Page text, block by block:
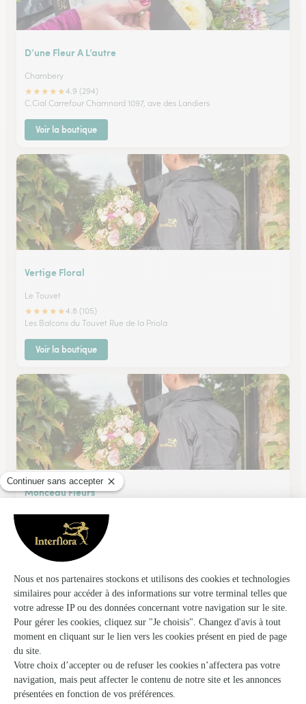
D’une Fleur A L’autre
Chambery
★★★★★4.9 (294)
C.Cial Carrefour Chamnord 1097, ave des Landiers
Voir la boutique
Vertige Floral
Le Touvet
★★★★★4.8 (105)
Les Balcons du Touvet Rue de la Priola
Voir la boutique
Monceau Fleurs
Drumettaz Clarafond
★4.4 (192)
168, avenue du Golf